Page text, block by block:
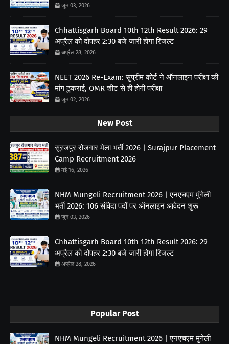
जून 03, 2026
Chhattisgarh Board 10th 12th Result 2026: 29
अप्रैल को दोपहर 2:30 बजे जारी होगा रिजल्ट
अप्रैल 28, 2026
NEET 2026 Re-Exam: सुप्रीम कोर्ट ने ऑनलाइन परीक्षा की
मांग ठुकराई, OMR शीट से ही होगी परीक्षा
जून 02, 2026
New Post
सूरजपुर रोजगार मेला भर्ती 2026 | Surajpur Placement
Camp Recruitment 2026
मई 16, 2026
NHM Mungeli Recruitment 2026 | एनएचएम मुंगेली
भर्ती 2026: 106 संविदा पदों पर ऑनलाइन आवेदन शुरू
जून 03, 2026
Chhattisgarh Board 10th 12th Result 2026: 29
अप्रैल को दोपहर 2:30 बजे जारी होगा रिजल्ट
अप्रैल 28, 2026
Popular Post
NHM Mungeli Recruitment 2026 | एनएचएम मुंगेली